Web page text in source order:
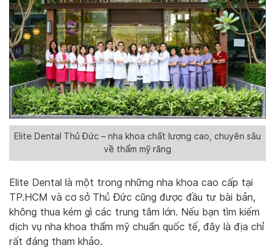
Elite Dental Thủ Đức – nha khoa chất lượng cao, chuyên sâu
về thẩm mỹ răng
Elite Dental là một trong những nha khoa cao cấp tại
TP.HCM và cơ sở Thủ Đức cũng được đầu tư bài bản,
không thua kém gì các trung tâm lớn. Nếu bạn tìm kiếm
dịch vụ nha khoa thẩm mỹ chuẩn quốc tế, đây là địa chỉ
rất đáng tham khảo.